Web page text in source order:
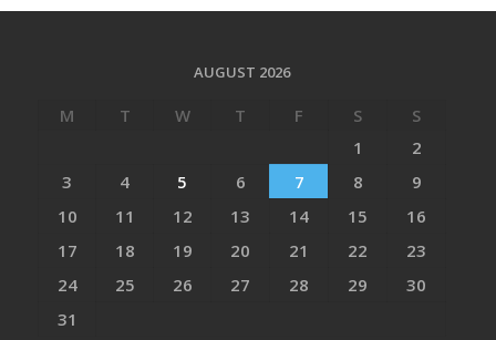
AUGUST 2026
M T W T F S
S
1
2
3
4 5 6 7 8
9
10
11 12 13 14 15
16
17
18 19 20 21 22
23
24
25 26 27 28 29
30
31